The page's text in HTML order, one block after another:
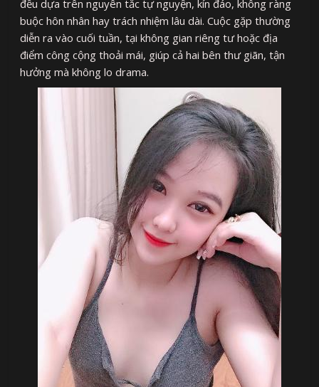
đều dựa trên nguyên tắc tự nguyện, kín đáo, không ràng
buộc hôn nhân hay trách nhiệm lâu dài. Cuộc gặp thường
diễn ra vào cuối tuần, tại không gian riêng tư hoặc địa
điểm công cộng thoải mái, giúp cả hai bên thư giãn, tận
hưởng mà không lo drama.